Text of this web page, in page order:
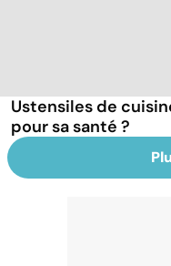
Ustensiles de
pour sa santé ?